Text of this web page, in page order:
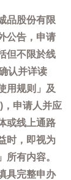
品股份有限
公告，申请
但不限於线
认并详读
用规则」及
，申请人并应
或线上通路
时，即视为
所有内容。
具完整申办